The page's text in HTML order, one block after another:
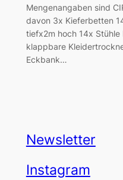
Mengenangaben sind
davon 3x Kieferbetten
tiefx2m hoch 14x Stühle
klappbare
Eckbank…
Newsletter
Instagram